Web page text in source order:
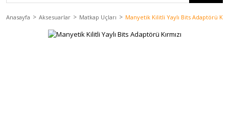
Anasayfa Aksesuarlar Matkap Uçları Manyetik Kilitli Yaylı Bits Adaptörü